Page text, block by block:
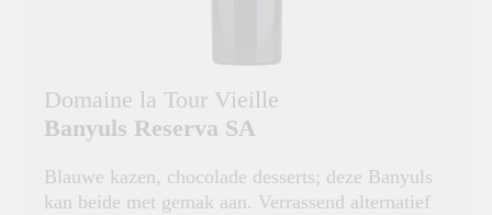
Domaine la Tour Vieille
Banyuls Reserva SA
Blauwe kazen, chocolade desserts; deze Banyuls
kan beide met gemak aan. Verrassend alternatief